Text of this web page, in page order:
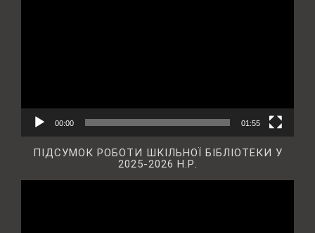
00:00 01:55
ПІДСУМОК РОБОТИ ШКІЛЬНОЇ БІБЛІОТЕКИ У
2025-2026 Н.Р.